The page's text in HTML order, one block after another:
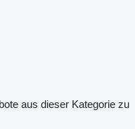
aus dieser Kategorie zu